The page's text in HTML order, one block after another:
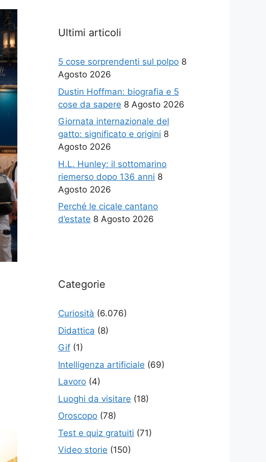
Ultimi articoli
5 cose sorprendenti sul polpo 8
Agosto 2026
Dustin Hoffman: biografia e 5
cose da sapere 8 Agosto 2026
Giornata internazionale del
gatto: significato e origini 8
Agosto 2026
H.L. Hunley: il sottomarino
riemerso dopo 136 anni 8
Agosto 2026
Perché le cicale cantano
d’estate 8 Agosto 2026
Categorie
Curiosità (6.076)
Didattica (8)
Gif (1)
Intelligenza artificiale (69)
Lavoro (4)
Luoghi da visitare (18)
Oroscopo (78)
Test e quiz gratuiti (71)
Video storie (150)